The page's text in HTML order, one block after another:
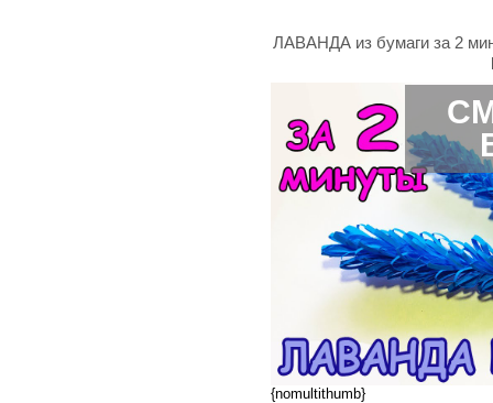
ЛАВАНДА из бумаги за 2
{nomultithumb}